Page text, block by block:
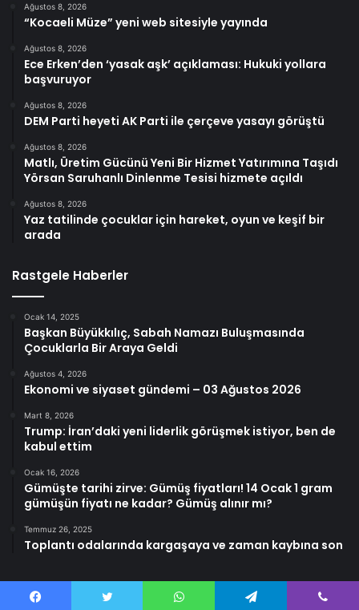
Ağustos 8, 2026
“Kocaeli Müze” yeni web sitesiyle yayında
Ağustos 8, 2026
Ece Erken’den ‘yasak aşk’ açıklaması: Hukuki yollara
başvuruyor
Ağustos 8, 2026
DEM Parti heyeti AK Parti ile çerçeve yasayı görüştü
Ağustos 8, 2026
Matlı, Üretim Gücünü Yeni Bir Hizmet Yatırımına Taşıdı
Yörsan Saruhanlı Dinlenme Tesisi hizmete açıldı
Ağustos 8, 2026
Yaz tatilinde çocuklar için hareket, oyun ve keşif bir
arada
Rastgele Haberler
Ocak 14, 2025
Başkan Büyükkılıç, Sabah Namazı Buluşmasında
Çocuklarla Bir Araya Geldi
Ağustos 4, 2026
Ekonomi ve siyaset gündemi – 03 Ağustos 2026
Mart 8, 2026
Trump: İran’daki yeni liderlik görüşmek istiyor, ben de
kabul ettim
Ocak 16, 2026
Gümüşte tarihi zirve: Gümüş fiyatları! 14 Ocak 1 gram
gümüşün fiyatı ne kadar? Gümüş alınır mı?
Temmuz 26, 2025
Toplantı odalarında kargaşaya ve zaman kaybına son